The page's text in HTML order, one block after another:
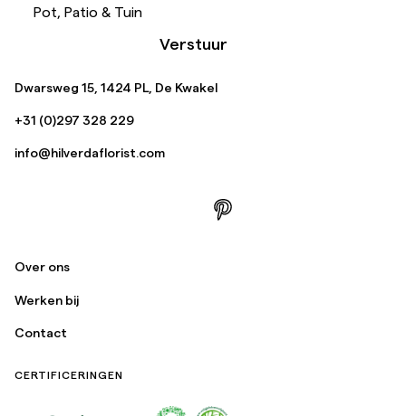
Pot, Patio & Tuin
Verstuur
Dwarsweg 15, 1424 PL, De Kwakel
+31 (0)297 328 229
info@hilverdaflorist.com
Over ons
Werken bij
Contact
CERTIFICERINGEN